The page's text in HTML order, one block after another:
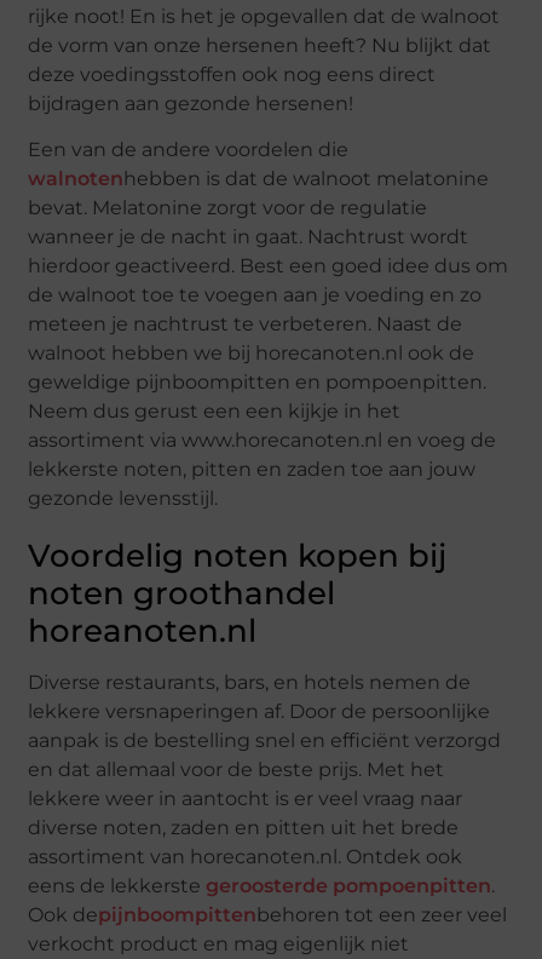
rijke noot! En is het je opgevallen dat de walnoot
de vorm van onze hersenen heeft? Nu blijkt dat
deze voedingsstoffen ook nog eens direct
bijdragen aan gezonde hersenen!
Een van de andere voordelen die
walnotenhebben is dat de walnoot melatonine
bevat. Melatonine zorgt voor de regulatie
wanneer je de nacht in gaat. Nachtrust wordt
hierdoor geactiveerd. Best een goed idee dus om
de walnoot toe te voegen aan je voeding en zo
meteen je nachtrust te verbeteren. Naast de
walnoot hebben we bij horecanoten.nl ook de
geweldige pijnboompitten en pompoenpitten.
Neem dus gerust een een kijkje in het
assortiment via www.horecanoten.nl en voeg de
lekkerste noten, pitten en zaden toe aan jouw
gezonde levensstijl.
Voordelig noten kopen bij
noten groothandel
horeanoten.nl
Diverse restaurants, bars, en hotels nemen de
lekkere versnaperingen af. Door de persoonlijke
aanpak is de bestelling snel en efficiënt verzorgd
en dat allemaal voor de beste prijs. Met het
lekkere weer in aantocht is er veel vraag naar
diverse noten, zaden en pitten uit het brede
assortiment van horecanoten.nl. Ontdek ook
eens de lekkerste geroosterde pompoenpitten.
Ook depijnboompittenbehoren tot een zeer veel
verkocht product en mag eigenlijk niet